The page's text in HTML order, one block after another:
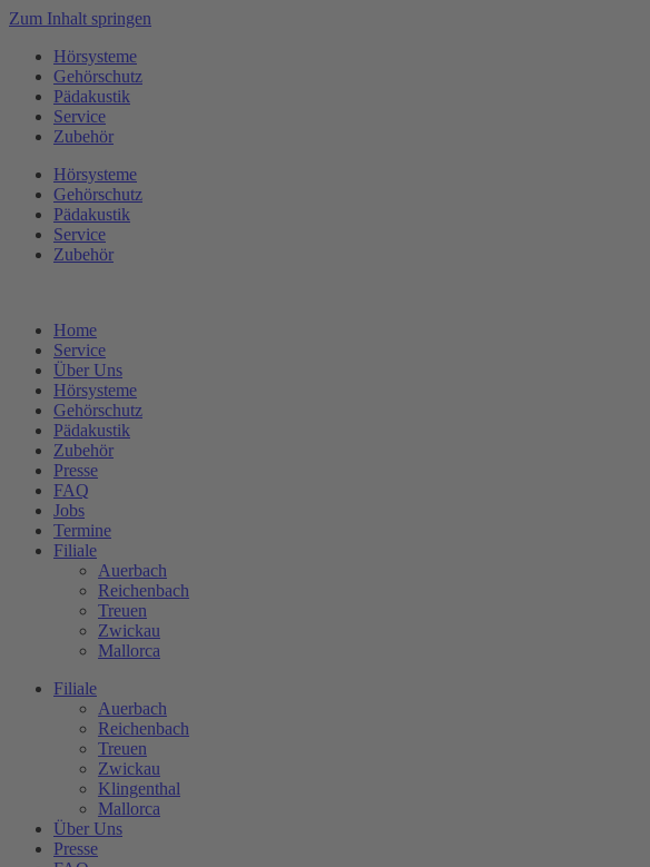
Zum Inhalt springen
Hörsysteme
Gehörschutz
Pädakustik
Service
Zubehör
Hörsysteme
Gehörschutz
Pädakustik
Service
Zubehör
Home
Service
Über Uns
Hörsysteme
Gehörschutz
Pädakustik
Zubehör
Presse
FAQ
Jobs
Termine
Filiale
Auerbach
Reichenbach
Treuen
Zwickau
Mallorca
Filiale
Auerbach
Reichenbach
Treuen
Zwickau
Klingenthal
Mallorca
Über Uns
Presse